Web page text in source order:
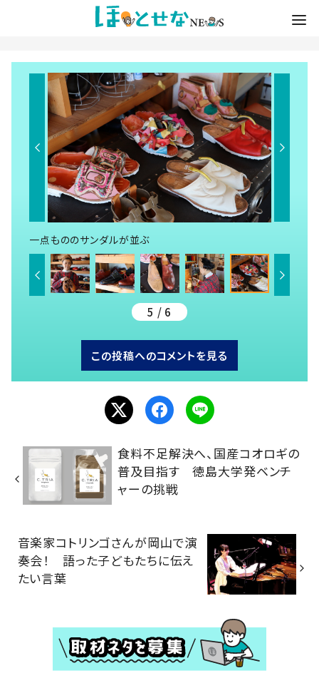
一点もののサンダルが並ぶ
5 / 6
この投稿へのコメントを見る
食料不足解決へ、国産コオロギの
普及目指す 徳島大学発ベンチ
ャーの挑戦
音楽家コトリンゴさんが岡山で演
奏会！ 語った子どもたちに伝え
たい言葉